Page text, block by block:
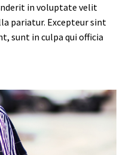
in voluptate velit
pariatur. Excepteur sint
sunt in culpa qui officia